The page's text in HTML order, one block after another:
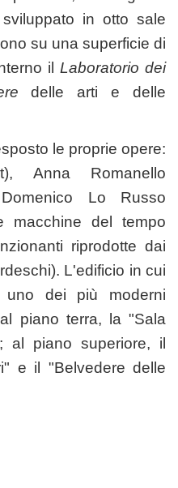
in otto sale
su una superficie di
il Laboratorio dei
delle arti e delle
le proprie opere:
Anna Romanello
Lo Russo
macchine del tempo
riprodotte dai
L'edificio in cui
dei più moderni
piano terra, la "Sala
al piano superiore, il
e il "Belvedere delle